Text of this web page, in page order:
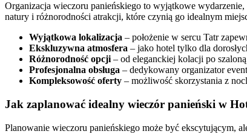
Organizacja wieczoru panieńskiego to wyjątkowe
natury i różnorodności atrakcji, które czynią go idealnym
Wyjątkowa lokalizacja – położenie w sercu Tatr
Ekskluzywna atmosfera – jako hotel tylko dla
Różnorodność opcji– od eleganckiej kolacji po
Profesjonalna obsługa – dedykowany organizator
Kompleksowość oferty – możliwość skorzystania z
Jak zaplanować idealny wieczór panieński w
Planowanie wieczoru panieńskiego może być ekscytującym,